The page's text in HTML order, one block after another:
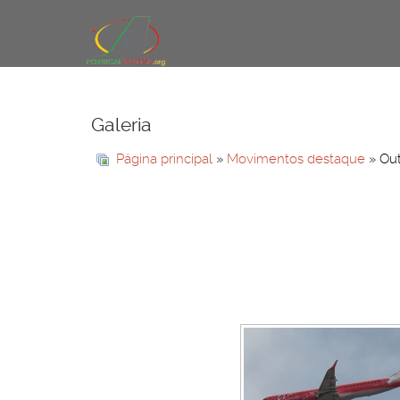
Galeria
Página principal » Movimentos destaque »